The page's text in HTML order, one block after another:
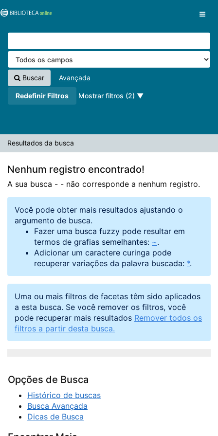
VuFind
Buscar Avançada
Redefinir Filtros Mostrar filtros (2)
Resultados da busca
Nenhum registro encontrado!
A sua busca - - não corresponde a nenhum registro.
Você pode obter mais resultados ajustando o
argumento de busca.
Fazer uma busca fuzzy pode resultar em
termos de grafias semelhantes: ~.
Adicionar um caractere curinga pode
recuperar variações da palavra buscada: *.
Uma ou mais filtros de facetas têm sido aplicados
a esta busca. Se você remover os filtros, você
pode recuperar mais resultados Remover todos os
filtros a partir desta busca.
Opções de Busca
Histórico de buscas
Busca Avançada
Dicas de Busca